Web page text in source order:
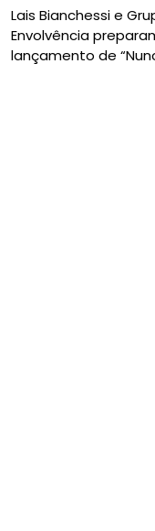
Lais Bianchessi e
Envolvência
lançamento de